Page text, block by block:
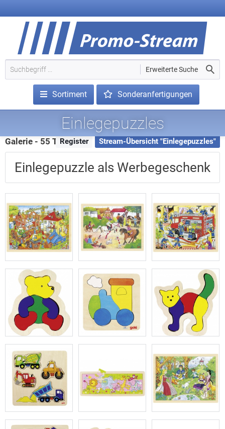
Sortiment Sonderanfertigungen
Erweiterte Suche
Einlegepuzzles
Galerie - 55 Treffer
Register Stream-Übersicht "Einlegepuzzles"
Einlegepuzzle als Werbegeschenk